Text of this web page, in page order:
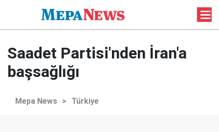
Saadet Partisi'nden İran'a
başsağlığı
Mepa News > Türkiye